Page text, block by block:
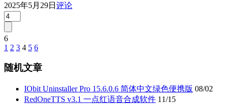
2025年5月29日 评论
6
文
章
1 2 3 4 5 6
随机文章
IObit Uninstaller Pro 15.6.0.6 简体中文绿色便携版 08/02
RedOneTTS v3.1 一点红语音合成软件 11/15